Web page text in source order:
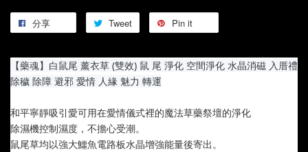
分享 Tweet Pin it
【藥魂】白鼠尾 薰衣草 (雙效) 鼠 尾 淨化 空間淨化 水晶消磁 入厝禮
除穢 除障 避邪 愛情 人緣 魅力 轉運
和平寧靜吸引愛可用在愛情儀式裡的魔法草藥祭壇的淨化
除濕機控制濕度，不擔心受潮。
鼠尾草均以強大鱷魚電路板水晶增強能量後寄出。